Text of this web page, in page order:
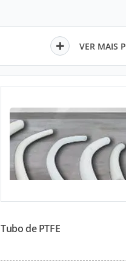
VER MAIS
Tubo de PTFE